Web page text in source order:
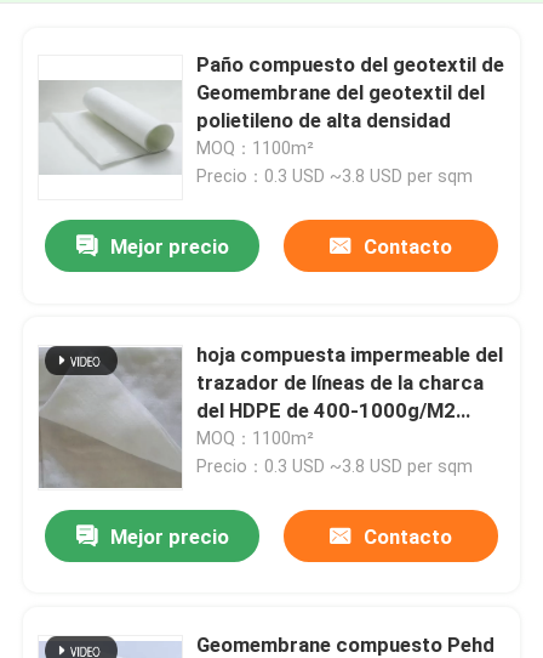
Paño compuesto del geotextil de
Geomembrane del geotextil del
polietileno de alta densidad
MOQ：1100m²
Precio：0.3 USD ~3.8 USD per sqm
Mejor precio Contacto
hoja compuesta impermeable del
trazador de líneas de la charca
del HDPE de 400-1000g/M2
Geomembrane
MOQ：1100m²
Precio：0.3 USD ~3.8 USD per sqm
Mejor precio Contacto
Geomembrane compuesto Pehd